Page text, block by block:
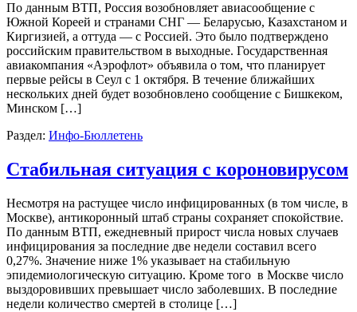
По данным ВТП, Россия возобновляет авиасообщение с
Южной Кореей и странами СНГ — Беларусью, Казахстаном и
Киргизией, а оттуда — с Россией. Это было подтверждено
российским правительством в выходные. Государственная
авиакомпания «Аэрофлот» объявила о том, что планирует
первые рейсы в Сеул с 1 октября. В течение ближайших
нескольких дней будет возобновлено сообщение с Бишкеком,
Минском […]
Раздел: Инфо-Бюллетень
Стабильная ситуация с короновирусом
Несмотря на растущее число инфицированных (в том числе, в
Москве), антикоронный штаб страны сохраняет спокойствие.
По данным ВТП, ежедневный прирост числа новых случаев
инфицирования за последние две недели составил всего
0,27%. Значение ниже 1% указывает на стабильную
эпидемиологическую ситуацию. Кроме того в Москве число
выздоровивших превышает число заболевших. В последние
недели количество смертей в столице […]